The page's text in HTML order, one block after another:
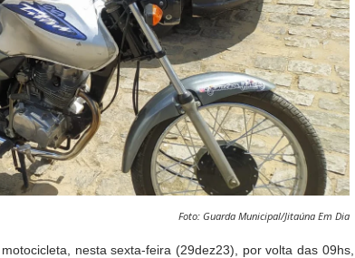
Foto: Guarda Municipal/Jitaúna Em Dia
nesta sexta-feira (29dez23), por volta das 09hs,